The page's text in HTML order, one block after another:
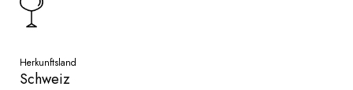
Herkunftsland
Schweiz